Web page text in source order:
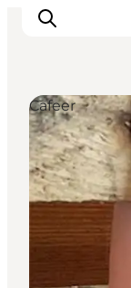
Oplev
Det sker i
Planlæg
Inspiration
Cafeer